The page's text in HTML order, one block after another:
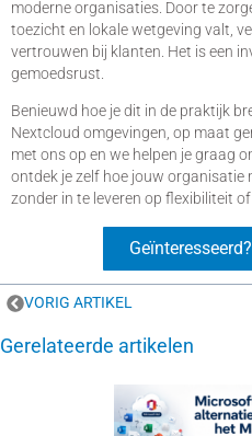
moderne organisaties. Door te
toezicht en lokale wetgeving valt,
vertrouwen bij klanten. Het is een
gemoedsrust.
Benieuwd hoe je dit in de praktijk
Nextcloud omgevingen, op maat
met ons op en we helpen je graag
ontdek je zelf hoe jouw organisatie
zonder in te leveren op flexibiliteit of
VORIG ARTIKEL
Gerelateerde artikelen